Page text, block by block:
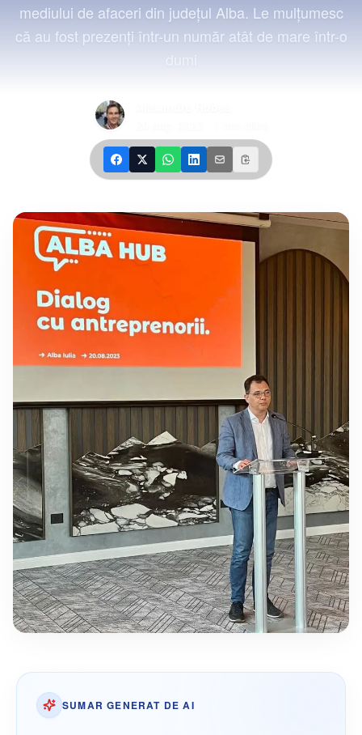
mediului de afaceri din judeţul Alba. Le mulţumesc
că au fost prezenţi într-un număr atât de mare într-o
SUMAR GENERAT DE AI